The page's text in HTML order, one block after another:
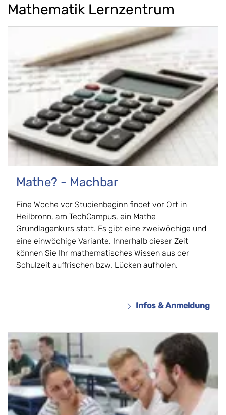
Mathematik Lernzentrum
Mathe? - Machbar
Eine Woche vor Studienbeginn findet vor Ort in
Heilbronn, am TechCampus, ein Mathe
Grundlagenkurs statt. Es gibt eine zweiwöchige und
eine einwöchige Variante. Innerhalb dieser Zeit
können Sie Ihr mathematisches Wissen aus der
Schulzeit auffrischen bzw. Lücken aufholen.
Infos & Anmeldung